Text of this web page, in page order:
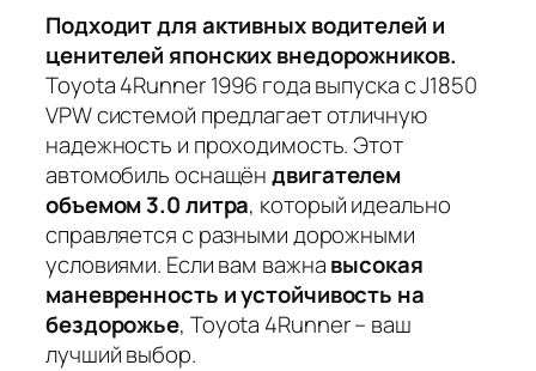
Подходит для активных водителей и
ценителей японских внедорожников.
Toyota 4Runner 1996 года выпуска с J1850
VPW системой предлагает отличную
надежность и проходимость. Этот
автомобиль оснащёндвигателем
объемом 3.0 литра, который идеально
справляется с разными дорожными
условиями. Если вам важнавысокая
маневренность и устойчивость на
бездорожье, Toyota 4Runner – ваш
лучший выбор.